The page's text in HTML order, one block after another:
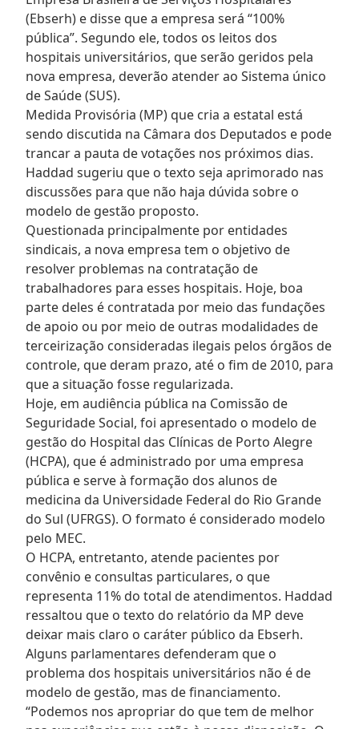
(Ebserh) e disse que a empresa será “100%
pública”. Segundo ele, todos os leitos dos
hospitais universitários, que serão geridos pela
nova empresa, deverão atender ao Sistema único
de Saúde (SUS).
Medida Provisória (MP) que cria a estatal está
sendo discutida na Câmara dos Deputados e pode
trancar a pauta de votações nos próximos dias.
Haddad sugeriu que o texto seja aprimorado nas
discussões para que não haja dúvida sobre o
modelo de gestão proposto.
Questionada principalmente por entidades
sindicais, a nova empresa tem o objetivo de
resolver problemas na contratação de
trabalhadores para esses hospitais. Hoje, boa
parte deles é contratada por meio das fundações
de apoio ou por meio de outras modalidades de
terceirização consideradas ilegais pelos órgãos de
controle, que deram prazo, até o fim de 2010, para
que a situação fosse regularizada.
Hoje, em audiência pública na Comissão de
Seguridade Social, foi apresentado o modelo de
gestão do Hospital das Clínicas de Porto Alegre
(HCPA), que é administrado por uma empresa
pública e serve à formação dos alunos de
medicina da Universidade Federal do Rio Grande
do Sul (UFRGS). O formato é considerado modelo
pelo MEC.
O HCPA, entretanto, atende pacientes por
convênio e consultas particulares, o que
representa 11% do total de atendimentos. Haddad
ressaltou que o texto do relatório da MP deve
deixar mais claro o caráter público da Ebserh.
Alguns parlamentares defenderam que o
problema dos hospitais universitários não é de
modelo de gestão, mas de financiamento.
“Podemos nos apropriar do que tem de melhor